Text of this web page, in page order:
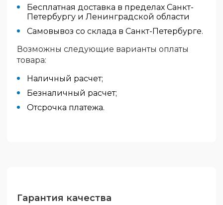
Бесплатная доставка в пределах Санкт-
Петербургу и Ленинградской области
Самовывоз со склада в Санкт-Петербурге.
Возможны следующие варианты оплаты
товара:
Наличный расчет;
Безналичный расчет;
Отсрочка платежа.
Гарантия качества